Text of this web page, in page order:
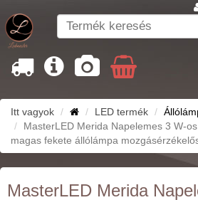
Itt vagyok LED termék
MasterLED Merida Napelemes 3 W-
magas fekete állólámpa
MasterLED Merida